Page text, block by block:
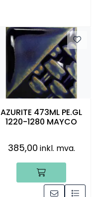
AZURITE 473ML PE.GL
1220-1280 MAYCO
385,00 inkl. mva.